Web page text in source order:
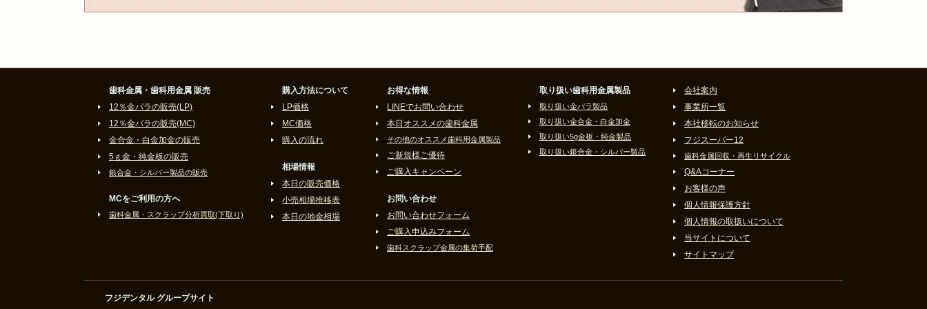
歯科金属・歯科用金属 販売
12％金パラの販売(LP)
12％金パラの販売(MC)
金合金・白金加金の販売
5ｇ金・純金板の販売
銀合金・シルバー製品の販売
MCをご利用の方へ
歯科金属・スクラップ分析買取(下取り)
購入方法について
LP価格
MC価格
購入の流れ
相場情報
本日の販売価格
小売相場推移表
本日の地金相場
お得な情報
LINEでお問い合わせ
本日オススメの歯科金属
その他のオススメ歯科用金属製品
ご新規様ご優待
ご購入キャンペーン
お問い合わせ
お問い合わせフォーム
ご購入申込みフォーム
歯科スクラップ金属の集荷手配
取り扱い歯科用金属製品
取り扱い金パラ製品
取り扱い金合金・白金加金
取り扱い5g金板・純金製品
取り扱い銀合金・シルバー製品
会社案内
事業所一覧
本社移転のお知らせ
フジスーパー12
歯科金属回収・再生リサイクル
Q&Aコーナー
お客様の声
個人情報保護方針
個人情報の取扱いについて
当サイトについて
サイトマップ
フジデンタル グループサイト